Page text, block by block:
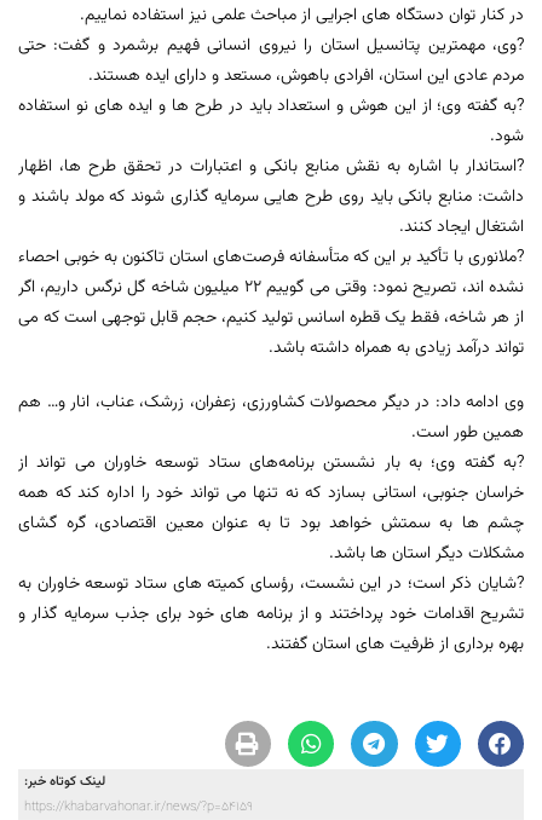
در کنار توان دستگاه های اجرایی از مباحث علمی نیز استفاده نماییم.
?وی، مهمترین پتانسیل استان را نیروی انسانی فهیم برشمرد و گفت: حتی
مردم عادی این استان، افرادی باهوش، مستعد و دارای ایده هستند.
?به گفته وی؛ از این هوش و استعداد باید در طرح ها و ایده های نو استفاده
شود.
?استاندار با اشاره به نقش منابع بانکی و اعتبارات در تحقق طرح ها، اظهار
داشت: منابع بانکی باید روی طرح هایی سرمایه گذاری شوند که مولد باشند و
اشتغال ایجاد کنند.
?ملانوری با تأکید بر این که متأسفانه فرصت‌های استان تاکنون به خوبی احصاء
نشده اند، تصریح نمود: وقتی می گوییم ۲۲ میلیون شاخه گل نرگس داریم، اگر
از هر شاخه، فقط یک قطره اسانس تولید کنیم، حجم قابل توجهی است که می
تواند درآمد زیادی به همراه داشته باشد.
وی ادامه داد: در دیگر محصولات کشاورزی، زعفران، زرشک، عناب، انار و… هم
همین طور است.
?به گفته وی؛ به بار نشستن برنامه‌های ستاد توسعه خاوران می تواند از
خراسان جنوبی، استانی بسازد که نه تنها می تواند خود را اداره کند که همه
چشم ها به سمتش خواهد بود تا به عنوان معین اقتصادی، گره گشای
مشکلات دیگر استان ها باشد.
?شایان ذکر است؛ در این نشست، رؤسای کمیته های ستاد توسعه خاوران به
تشریح اقدامات خود پرداختند و از برنامه های خود برای جذب سرمایه گذار و
بهره برداری از ظرفیت های استان گفتند.
لینک کوتاه خبر:
https://khabarvahonar.ir/news/?p=54159